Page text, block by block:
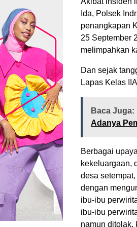
Ida, Polsek
penangkapan
25 September
melimpahkan
Dan sejak
Lapas Kelas
Baca Juga:
Adanya
Berbagai
kekeluargaan,
desa
dengan
ibu-ibu
ibu-ibu
namun ditolak,